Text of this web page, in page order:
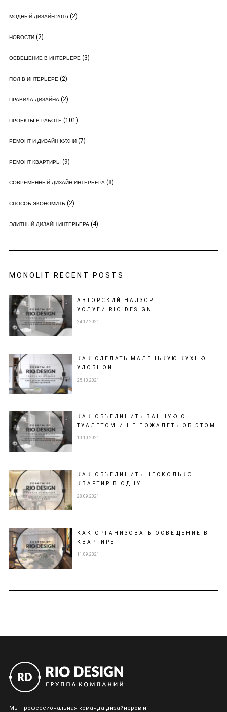
МОДНЫЙ ДИЗАЙН 2016 (2)
НОВОСТИ(2)
ОСВЕЩЕНИЕ В ИНТЕРЬЕРЕ(3)
ПОЛ В ИНТЕРЬЕРЕ(2)
ПРАВИЛА ДИЗАЙНА(2)
ПРОЕКТЫ В РАБОТЕ(101)
РЕМОНТ И ДИЗАЙН КУХНИ(7)
РЕМОНТ КВАРТИРЫ (9)
СОВРЕМЕННЫЙ ДИЗАЙН ИНТЕРЬЕРА(8)
СПОСОБ ЭКОНОМИТЬ (2)
ЭЛИТНЫЙ ДИЗАЙН ИНТЕРЬЕРА(4)
MONOLIT RECENT POSTS
АВТОРСКИЙ НАДЗОР.
УСЛУГИ RIO DESIGN
24.12.2021
КАК СДЕЛАТЬ МАЛЕНЬКУЮ КУХНЮ
УДОБНОЙ
25.10.2021
КАК ОБЪЕДИНИТЬ ВАННУЮ С
ТУАЛЕТОМ И НЕ ПОЖАЛЕТЬ ОБ ЭТОМ
10.10.2021
КАК ОБЪЕДИНИТЬ НЕСКОЛЬКО
КВАРТИР В ОДНУ
28.09.2021
КАК ОРГАНИЗОВАТЬ ОСВЕЩЕНИЕ В
КВАРТИРЕ
11.09.2021
Мы профессиональная команда дизайнеров и